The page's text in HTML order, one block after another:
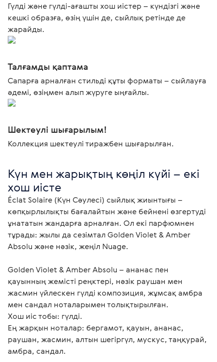
Гүлді және гүлді-ағашты хош иістер – күндізгі және
кешкі образға, өзің үшін де, сыйлық ретінде де
жарайды.
Талғамды қаптама
Сапарға арналған стильді құты форматы – сыйлауға
әдемі, өзіңмен алып жүруге ыңғайлы.
Шектеулі шығарылым!
Коллекция шектеулі тиражбен шығарылған.
Күн мен жарықтың көңіл күйі – екі
хош иісте
Éclat Solaire (Күн Сәулесі) сыйлық жиынтығы –
көпқырлылықты бағалайтын және бейнені өзгертуді
ұнататын жандарға арналған. Ол екі парфюмнен
тұрады: жылы да сезімтал Golden Violet & Amber
Absolu және нәзік, жеңіл Nuage.
Golden Violet & Amber Absolu – ананас пен
қауынның жемісті реңктері, нәзік раушан мен
жасмин үйлескен гүлді композиция, жұмсақ амбра
мен сандал ноталарымен толықтырылған.
Хош иіс тобы: гүлді.
Ең жарқын ноталар: бергамот, қауын, ананас,
раушан, жасмин, алтын шегіргүл, мускус, таңқурай,
амбра, сандал.